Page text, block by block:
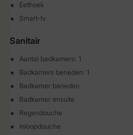
Eethoek
Smart-tv
Sanitair
Aantal badkamers: 1
Badkamers beneden: 1
Badkamer beneden
Badkamer ensuite
Regendouche
Inloopdouche